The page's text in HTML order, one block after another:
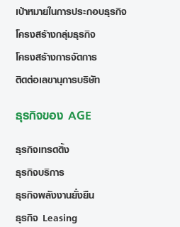
เป้าหมายในการประกอบธุรกิจ
โครงสร้างกลุ่มธุรกิจ
โครงสร้างการจัดการ
ติดต่อเลขานุการบริษัท
ธุรกิจของ AGE
ธุรกิจเทรดดิ้ง
ธุรกิจบริการ
ธุรกิจพลังงานยั่งยืน
ธุรกิจ Leasing